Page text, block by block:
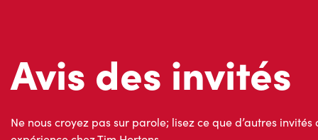
Avis des invités
Ne nous croyez pas sur parole; lisez ce que d’autres